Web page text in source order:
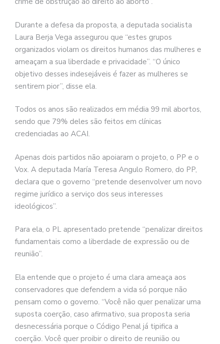
Durante a defesa da proposta, a deputada socialista
Laura Berja Vega assegurou que “estes grupos
organizados violam os direitos humanos das mulheres e
ameaçam a sua liberdade e privacidade”. “O único
objetivo desses indesejáveis ​​é fazer as mulheres se
sentirem pior”, disse ela.
Todos os anos são realizados em média 99 mil abortos,
sendo que 79% deles são feitos em clínicas
credenciadas ao ACAI.
Apenas dois partidos não apoiaram o projeto, o PP e o
Vox. A deputada María Teresa Angulo Romero, do PP,
declara que o governo “pretende desenvolver um novo
regime jurídico a serviço dos seus interesses
ideológicos”.
Para ela, o PL apresentado pretende “penalizar direitos
fundamentais como a liberdade de expressão ou de
reunião”.
Ela entende que o projeto é uma clara ameaça aos
conservadores que defendem a vida só porque não
pensam como o governo. “Você não quer penalizar uma
suposta coerção, caso afirmativo, sua proposta seria
desnecessária porque o Código Penal já tipifica a
coerção. Você quer proibir o direito de reunião ou